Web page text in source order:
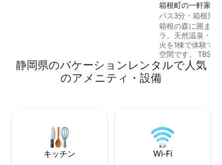
の体験】 ・朝は障子越しに差し込む柔ら
かな光で目覚め、午後は森のざわめきを
BGMにテラスでコーヒーを楽しむ。 都会
高が高く、森に囲まれている敷地内は約
22度と爽やか。エアコンはなく、森を抜
ける涼風と天然の冷気が体を心地よく癒
やします。機械音のない静寂の中で、快
箱根町の一軒家
バス3分・箱根別
泉・サウナ・水風
天時BBQ・焚き火
箱根の森に囲まれ
ラ。天然温泉・本
火を1棟で体験で
空間です。 TBS
のブランチ」の箱
た。 ■宿のご紹介 心地よいデザインと温
泉の恵みが融合し
屋根付きピロティ
お楽しみいただけ
そのまま汗を流し
また風に当たるこ
静岡県のバケーションレンタルで人気
のアメニティ・設備
キッチン Wi-Fi